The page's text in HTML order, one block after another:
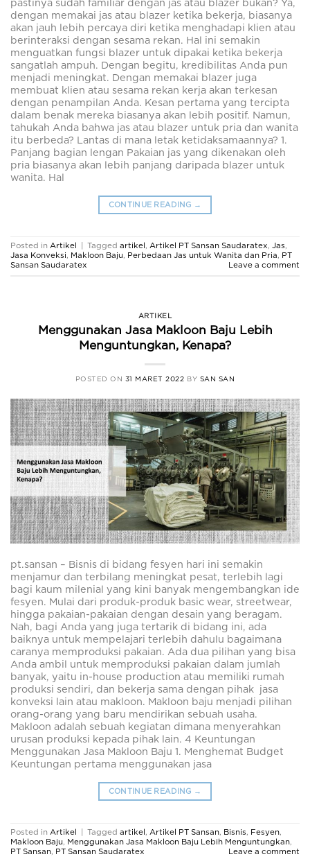
pastinya sudah familiar dengan jas atau blazer bukan? Ya,
dengan memakai jas atau blazer ketika bekerja, biasanya
akan jauh lebih percaya diri ketika menghadapi klien atau
berinteraksi dengan sesama rekan. Hal ini semakin
menguatkan fungsi blazer untuk dipakai ketika bekerja
sangatlah ampuh. Dengan begitu, kredibilitas Anda pun
menjadi meningkat. Dengan memakai blazer juga
membuat klien atau sesama rekan kerja akan terkesan
dengan penampilan Anda. Kesan pertama yang tercipta
dalam benak mereka biasanya akan lebih positif. Namun,
tahukah Anda bahwa jas atau blazer untuk pria dan wanita
itu berbeda? Lantas di mana letak ketidaksamaannya? 1.
Panjang bagian lengan Pakaian jas yang dikenakan oleh
pria biasanya akan lebih panjang daripada blazer untuk
wanita. Hal
CONTINUE READING →
Posted in Artikel Tagged artikel , Artikel PT Sansan Saudaratex, Jas,
Jasa Konveksi, Makloon Baju, Perbedaan Jas untuk Wanita dan Pria, PT
Sansan Saudaratex
Leave a comment
ARTIKEL
Menggunakan Jasa Makloon Baju Lebih
Menguntungkan, Kenapa?
POSTED ON 31 MARET 2022 BY SAN SAN
pt.sansan – Bisnis di bidang fesyen hari ini semakin
menjamur dan terbilang meningkat pesat, terlebih lagi
bagi kaum milenial yang kini banyak mengembangkan ide
fesyen. Mulai dari produk-produk basic wear, streetwear,
hingga pakaian-pakaian dengan desain yang beragam.
Nah, bagi Anda yang juga tertarik di bidang ini, ada
baiknya untuk mempelajari terlebih dahulu bagaimana
caranya memproduksi pakaian. Ada dua pilihan yang bisa
Anda ambil untuk memproduksi pakaian dalam jumlah
banyak, yaitu in-house production atau memiliki rumah
produksi sendiri, dan bekerja sama dengan pihak jasa
konveksi lain atau makloon. Makloon baju menjadi pilihan
orang-orang yang baru mendirikan sebuah usaha.
Makloon adalah sebuah kegiatan dimana menyerahkan
urusan produksi kepada pihak lain. 4 Keuntungan
Menggunakan Jasa Makloon Baju 1. Menghemat Budget
Keuntungan pertama menggunakan jasa
CONTINUE READING →
Posted in Artikel Tagged artikel , Artikel PT Sansan, Bisnis, Fesyen,
Makloon Baju, Menggunakan Jasa Makloon Baju Lebih Menguntungkan,
PT Sansan, PT Sansan Saudaratex Leave a comment